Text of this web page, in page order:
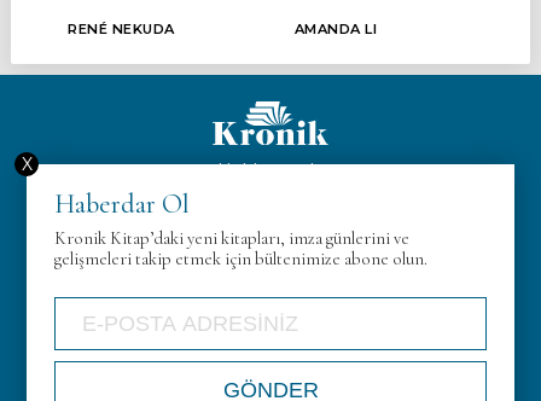
RENÉ NEKUDA AMANDA LI
Hakkımızda
Gizlilik Politikası
İletişim
Haberdar Ol
Kronik Kitap’daki yeni kitapları, imza günlerini ve
gelişmeleri takip etmek için bültenimize abone olun.
X